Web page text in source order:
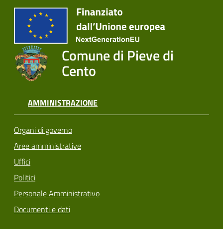
Comune di Pieve di
Cento
AMMINISTRAZIONE
Organi di governo
Aree amministrative
Uffici
Politici
Personale Amministrativo
Documenti e dati